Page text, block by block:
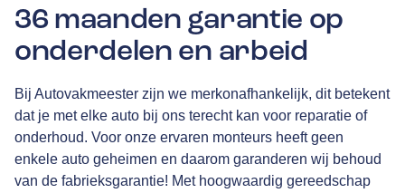
36 maanden garantie op
onderdelen en arbeid
Bij Autovakmeester zijn we merkonafhankelijk, dit betekent
dat je met elke auto bij ons terecht kan voor reparatie of
onderhoud. Voor onze ervaren monteurs heeft geen
enkele auto geheimen en daarom garanderen wij behoud
van de fabrieksgarantie! Met hoogwaardig gereedschap